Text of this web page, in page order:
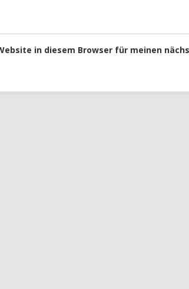
in diesem Browser für meinen